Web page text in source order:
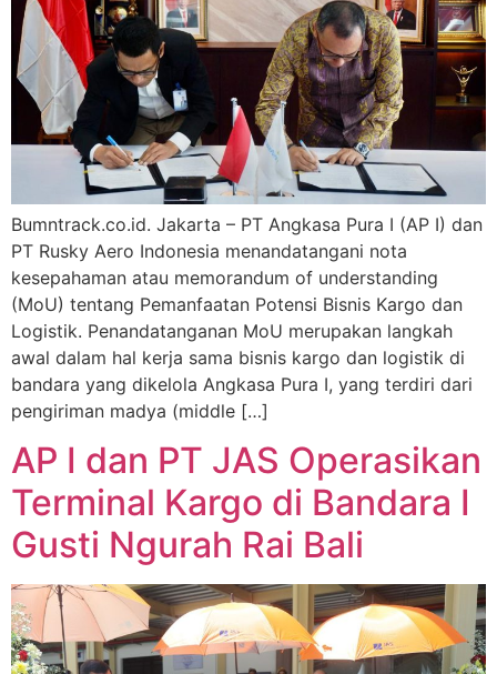
Bumntrack.co.id. Jakarta – PT Angkasa Pura I (AP I) dan
PT Rusky Aero Indonesia menandatangani nota
kesepahaman atau memorandum of understanding
(MoU) tentang Pemanfaatan Potensi Bisnis Kargo dan
Logistik. Penandatanganan MoU merupakan langkah
awal dalam hal kerja sama bisnis kargo dan logistik di
bandara yang dikelola Angkasa Pura I, yang terdiri dari
pengiriman madya (middle […]
AP I dan PT JAS Operasikan
Terminal Kargo di Bandara I
Gusti Ngurah Rai Bali